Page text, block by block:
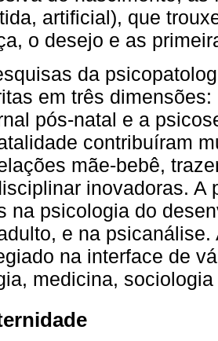
artificial), que
o desejo e as
da
em três
pós-natal e a
contribuíram
mãe-bebê,
inovadoras. A
na psicologia do
e na
na interface de
medicina,